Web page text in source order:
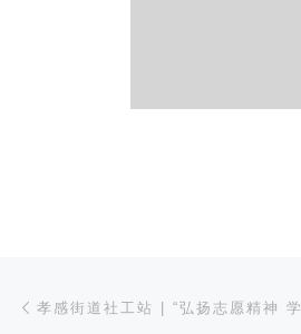
文章导航
孝感街道社工站 | “弘扬志愿精神